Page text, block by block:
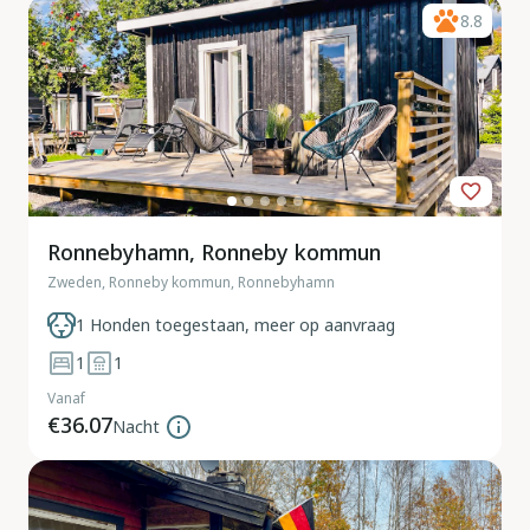
8.8
Ronnebyhamn, Ronneby kommun
Zweden, Ronneby kommun, Ronnebyhamn
1 Honden toegestaan, meer op aanvraag
1
1
Vanaf
€36.07Nacht